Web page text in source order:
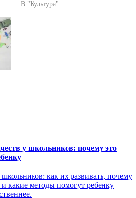
В "Культура"
у школьников: почему это